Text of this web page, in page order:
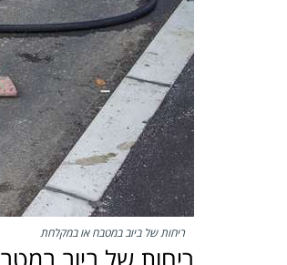
ריחות של ביוב במטבח או במקלחת